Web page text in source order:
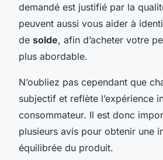
demandé est justifié par la
peuvent aussi vous aider à
de solde, afin d’acheter votre
plus abordable.
N’oubliez pas cependant que
subjectif et reflète l’expérience
consommateur. Il est donc
plusieurs avis pour obtenir une
équilibrée du produit.